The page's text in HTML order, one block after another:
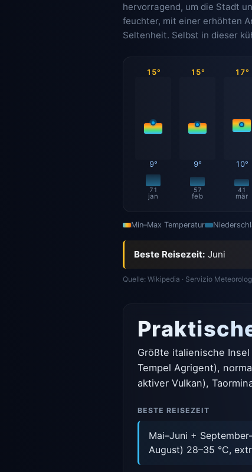
hervorragend, um die Stadt
feuchter, mit einer erhöhten
Seltenheit. Selbst in dieser
15°
9°
71
jan
15°
9°
57
feb
17°
10°
41
mär
Min–Max Temperatur
Beste Reisezeit: Juni
Quelle: Wikipedia · Servizio
Größte italienische
Tempel Agrigent),
aktiver Vulkan),
BESTE REISEZEIT
Mai–Juni +
August) 28–35 °C,